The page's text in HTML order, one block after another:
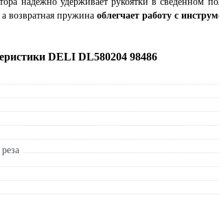
а возвратная пружина облегчает работу с
DELI DL580204 98486